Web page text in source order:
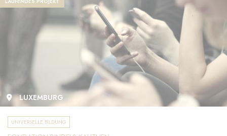
LUXEMBURG
UNIVERSELLE BILDUNG